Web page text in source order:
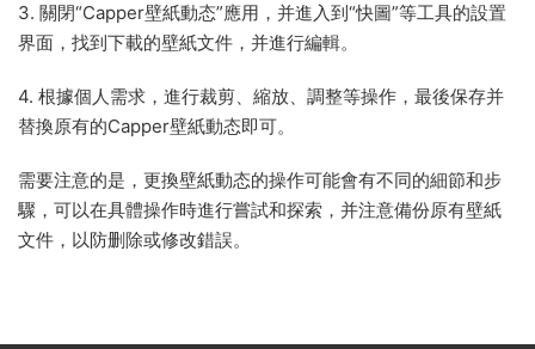
3. 關閉“Capper壁紙動态”應用，并進入到“快圖”等工具的設置
界面，找到下載的壁紙文件，并進行編輯。
4. 根據個人需求，進行裁剪、縮放、調整等操作，最後保存并
替換原有的Capper壁紙動态即可。
需要注意的是，更換壁紙動态的操作可能會有不同的細節和步
驟，可以在具體操作時進行嘗試和探索，并注意備份原有壁紙
文件，以防删除或修改錯誤。